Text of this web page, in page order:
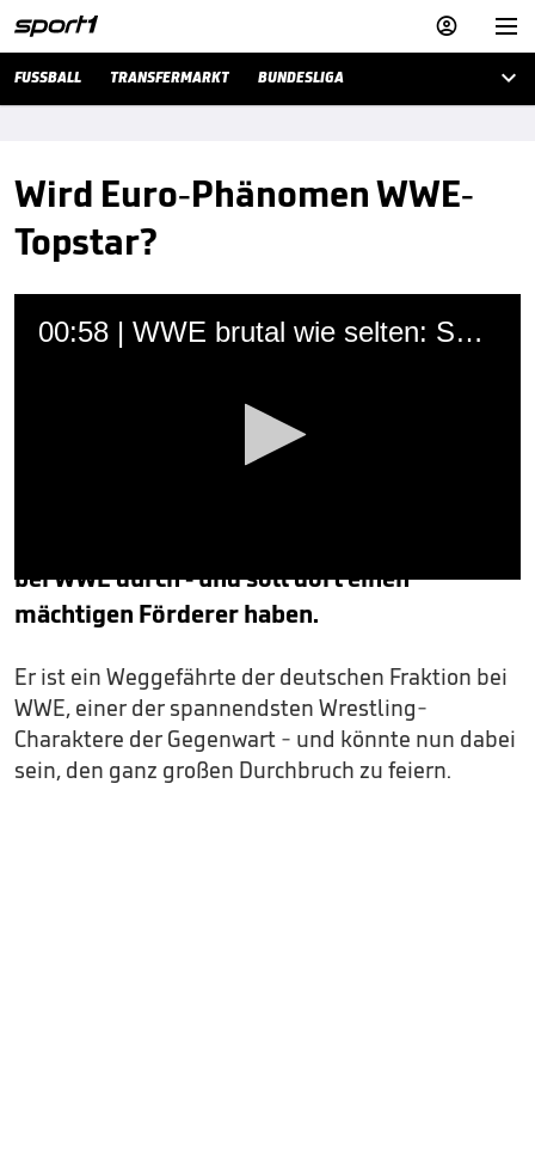


FUSSBALL TRANSFERMARKT BUNDESLIGA 
Wird Euro-Phänomen WWE-
Topstar?
00:58 | WWE brutal wie selten: So spektakulär quälten sich Black und Cesaro
0
seconds
of
seconds
bei WWE durch - und soll dort einen
mächtigen Förderer haben.
Er ist ein Weggefährte der deutschen Fraktion bei
WWE, einer der spannendsten Wrestling-
Charaktere der Gegenwart - und könnte nun dabei
sein, den ganz großen Durchbruch zu feiern.